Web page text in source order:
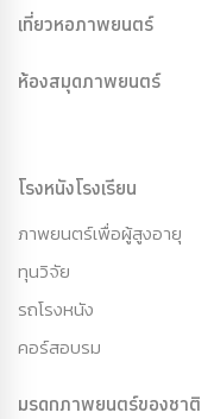
เที่ยวหอภาพยนตร์
ห้องสมุดภาพยนตร์
โรงหนังโรงเรียน
ภาพยนตร์เพื่อผู้สูงอายุ
ทุนวิจัย
รถโรงหนัง
คอร์สอบรม
มรดกภาพยนตร์ของชาติ